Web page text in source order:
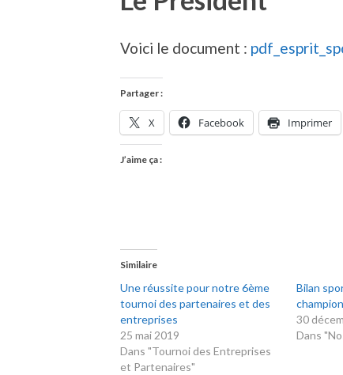
Voici le document :
Partager :
X Facebook Imprimer
J’aime ça :
Similaire
Une réussite pour notre 6ème
tournoi des partenaires et des
entreprises
25 mai 2019
Dans "Tournoi des Entreprises
et Partenaires"
Bilan
30
Dans